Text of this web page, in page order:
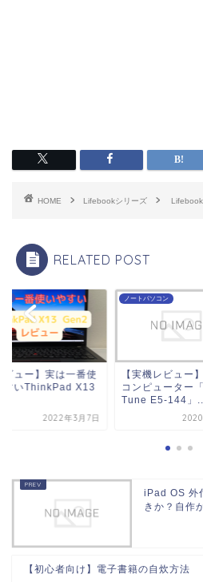
HOME Lifebookシリーズ
RELATED POST
ビュー】実は一番使
すいThinkPad X13
2022年3月7日
ノートパソコン
【実機レビュー
コンピューター
Tune E5-144」
iPad OS 外
きか？自作
【初心者向け】電子書籍の自炊方法